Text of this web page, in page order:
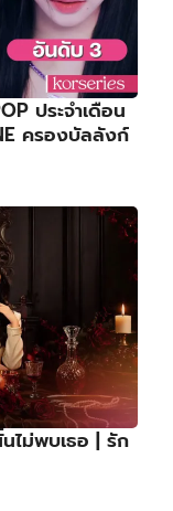
ประจำเดือน
ครองบัลลังก์
ไม่พบเธอ | รัก